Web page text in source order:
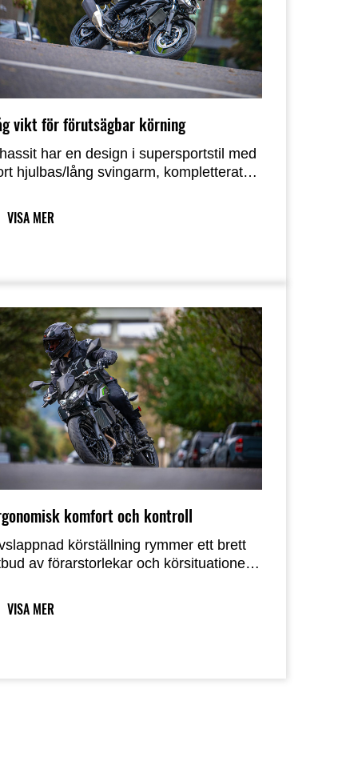
vikt för förutsägbar körning
har en design i supersportstil med
hjulbas/lång svingarm, kompletterat
lätt, naturlig hantering. Cykelns låga
bidrar också till enkel hantering och
VISA MER
komfort och kontroll
körställning rymmer ett brett
av förarstorlekar och körsituationer,
relativt upprättstående körställningen
det breda styret sätter föraren i den
VISA MER